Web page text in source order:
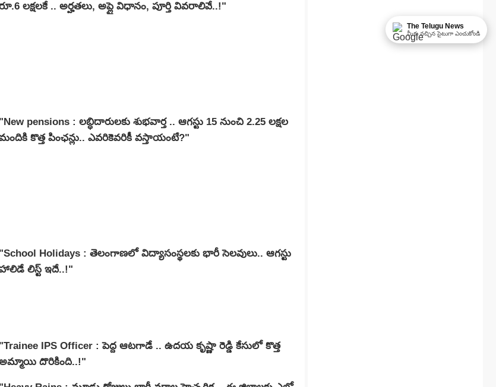
లక్షలకే .. అర్హతలు, అప్లై విధానం, పూర్తి వివరాలివే..!"
"New pensions : లబ్ధిదారులకు శుభవార్త .. ఆగస్టు 15 నుంచి 2.25 లక్షల
మందికి కొత్త పింఛన్లు.. ఎవరికెవరికీ వస్తాయంటే?"
"School Holidays : తెలంగాణలో విద్యాసంస్థలకు భారీ సెలవులు.. ఆగస్టు
లిస్ట్ ఇదే..!"
"Trainee IPS Officer : పెద్ద ఆటగాడే .. ఉదయ కృష్ణా రెడ్డి కేసులో కొత్త
దొరికింది..!"
The Telugu News
మీకు నచ్చిన సైటుగా ఎంచుకోండి